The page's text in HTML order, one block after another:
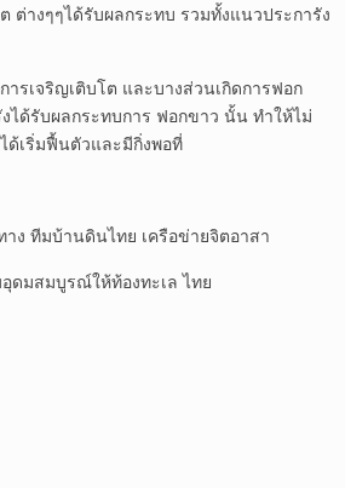
างๆๆได้รับผลกระทบ รวมทั้งแนวประการัง
รเจริญเติบโต และบางส่วนเกิดการฟอก
ด้รับผลกระทบการ ฟอกขาว นั้น ทำให้ไม่
เริ่มฟื้นตัวและมีกิ่งพอที่
ง ทีมบ้านดินไทย เครือข่ายจิตอาสา
ดมสมบูรณ์ให้ท้องทะเล ไทย